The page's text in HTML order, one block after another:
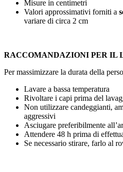
Misure in centimetri
Valori approssimativi forniti a
variare di circa 2 cm
RACCOMANDAZIONI PER IL
Per massimizzare la durata della
Lavare a bassa temperatura
Rivoltare i capi prima del
Non utilizzare candeggianti,
aggressivi
Asciugare preferibilmente
Attendere 48 h prima di
Se necessario stirare, farlo al